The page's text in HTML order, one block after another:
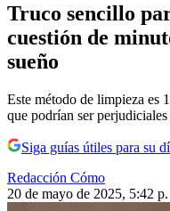
Truco sencillo
cuestión de
sueño
Este método de limpieza es
que podrían ser perjudiciales
Siga guías útiles para su
Redacción Cómo
20 de mayo de 2025, 5:42